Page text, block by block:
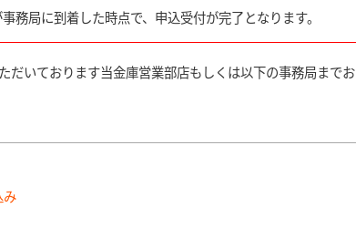
事務局に到着した時点で、申込受付が完了となります。
だいております当金庫営業部店もしくは以下の事務局までお
み